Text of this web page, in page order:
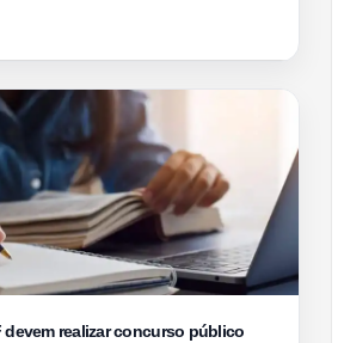
devem realizar concurso público